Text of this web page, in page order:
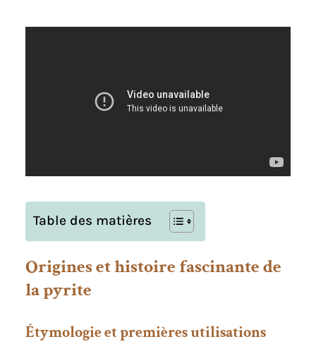
Table des matières
Origines et histoire fascinante de
la pyrite
Étymologie et premières utilisations